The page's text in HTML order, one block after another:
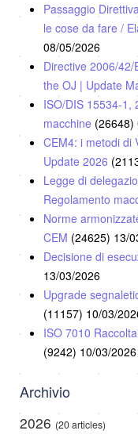
Passaggio
le cose da fare /
08/05/2026
Directive 2006/
the OJ | Update
ISO/DIS 15534-1,
macchine (26648)
CEM4: i metodi di
Update 2026
Legge di
Regolamento
Norme
CEM (24625) 13/
Decisione di
13/03/2026
Upgrade
(11157) 10/03/
ISO 7010
(9242) 10/03/2026
Archivio
2026 (20 articles)